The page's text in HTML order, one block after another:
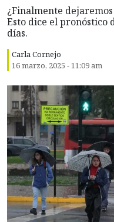
¿Finalmente
Esto dice el pronóstico
días.
Carla Cornejo
16 marzo, 2025 - 11:09 am